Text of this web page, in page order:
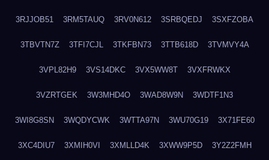
3RJJOB51 3RM5TAUQ 3RV0N612 3SRBQEDJ 3SXFZOBA
3TBVTN7Z 3TFI7CJL 3TKFBN73 3TTB618D 3TVMVY4A
3VPL82H9 3VS14DKC 3VX5WW8T 3VXFRWKX
3VZRTGEK 3W3MHD4O 3WAD8W9N 3WDTF1N3
3WI8G8SN 3WQDYCWK 3WTTA97N 3WU70G19 3X71FE60
3XC4DIU7 3XMIH0VI 3XMLLD4K 3XWW9P5D 3Y2Z2FMH